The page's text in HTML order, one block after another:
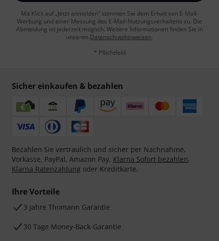
Mit Klick auf „Jetzt anmelden“ stimmen Sie dem Erhalt von E-Mail-
Werbung und einer Messung des E-Mail-Nutzungsverhaltens zu. Die
Abmeldung ist jederzeit möglich. Weitere Informationen finden Sie in
unseren Datenschutzhinweisen.
* Pflichtfeld
Sicher einkaufen & bezahlen
Bezahlen Sie vertraulich und sicher per Nachnahme,
Vorkasse, PayPal, Amazon Pay, Klarna Sofort bezahlen,
Klarna Ratenzahlung oder Kreditkarte.
Ihre Vorteile
3 Jahre Thomann Garantie
30 Tage Money-Back-Garantie